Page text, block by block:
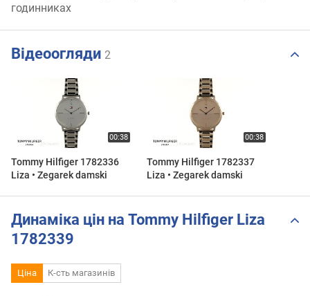
годинниках
Відеоогляди 2
Tommy Hilfiger 1782336
Liza • Zegarek damski
Tommy Hilfiger 1782337
Liza • Zegarek damski
Динаміка цін на Tommy Hilfiger Liza
1782339
Ціна К-сть магазинів